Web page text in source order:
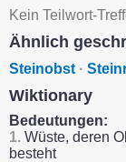
Kein Teilwort-
Ähnlich
Steinobst ·
Wiktionary
Bedeutungen:
1. Wüste, deren
besteht